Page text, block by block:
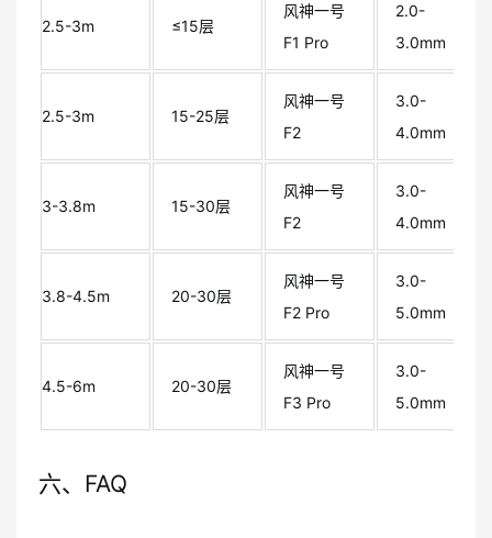
2.5-3m ≤15层
风神一号
F1 Pro
2.0-
3.0mm
2.5-3m 15-25层
风神一号
F2
3.0-
4.0mm
3-3.8m 15-30层
风神一号
F2
3.0-
4.0mm
3.8-4.5m 20-30层
风神一号
F2 Pro
3.0-
5.0mm
4.5-6m 20-30层
风神一号
F3 Pro
3.0-
5.0mm
六、FAQ